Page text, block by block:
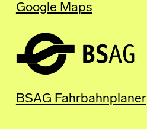
Google Maps
BSAG Fahrbahnplaner